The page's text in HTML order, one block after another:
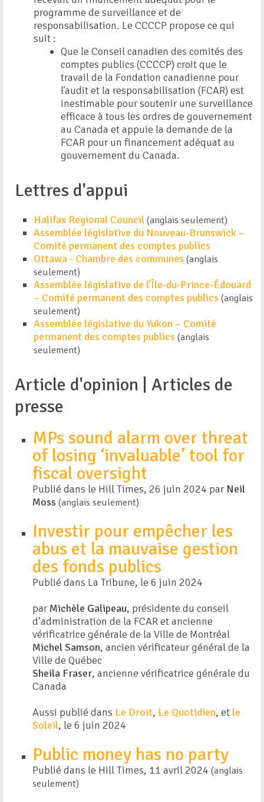
programme de surveillance et de
responsabilisation. Le CCCCP propose ce qui
suit :
Que le Conseil canadien des comités des
comptes publics (CCCCP) croit que le
travail de la Fondation canadienne pour
l'audit et la responsabilisation (FCAR) est
inestimable pour soutenir une surveillance
efficace à tous les ordres de gouvernement
au Canada et appuie la demande de la
FCAR pour un financement adéquat au
gouvernement du Canada.
Lettres d'appui
Halifax Regional Council (anglais seulement)
Assemblée législative du Nouveau-Brunswick –
Comité permanent des comptes publics
Ottawa - Chambre des communes (anglais
seulement)
Assemblée législative de l'Île-du-Prince-Édouard
– Comité permanent des comptes publics (anglais
seulement)
Assemblée législative du Yukon – Comité
permanent des comptes publics (anglais
seulement)
Article d'opinion | Articles de
presse
MPs sound alarm over threat
of losing ‘invaluable’ tool for
fiscal oversight
Publié dans le Hill Times, 26 juin 2024 par Neil
Moss (anglais seulement)
Investir pour empêcher les
abus et la mauvaise gestion
des fonds publics
Publié dans La Tribune, le 6 juin 2024
parMichèle Galipeau, présidente du conseil
d’administration de la FCAR et ancienne
vérificatrice générale de la Ville de Montréal
Michel Samson, ancien vérificateur général de la
Ville de Québec
Sheila Fraser, ancienne vérificatrice générale du
Canada
Aussi publié dans Le Droit, Le Quotidien, et le
Soleil, le 6 juin 2024
Public money has no party
Publié dans le Hill Times, 11 avril 2024 (anglais
seulement)